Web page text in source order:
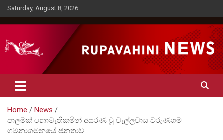
Skip
to
content
Saturday, August 8, 2026
Rupavahini News
Home
News
පාලමක් නොමැතිකමින් අසරණ වූ වැල්ලවාය වරුණගම
ගමනාගමනයේ ජනතාව